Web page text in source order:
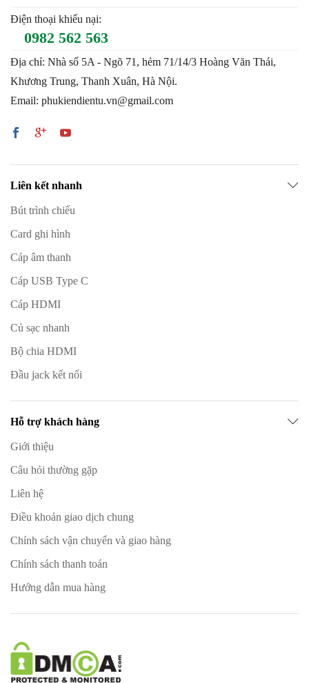
Điện thoại khiếu nại:
0982 562 563
Địa chỉ: Nhà số 5A - Ngõ 71, hẻm 71/14/3 Hoàng Văn Thái,
Khương Trung, Thanh Xuân, Hà Nội.
Email: phukiendientu.vn@gmail.com
Liên kết nhanh
Bút trình chiếu
Card ghi hình
Cáp âm thanh
Cáp USB Type C
Cáp HDMI
Củ sạc nhanh
Bộ chia HDMI
Đầu jack kết nối
Hỗ trợ khách hàng
Giới thiệu
Câu hỏi thường gặp
Liên hệ
Điều khoản giao dịch chung
Chính sách vận chuyển và giao hàng
Chính sách thanh toán
Hướng dẫn mua hàng